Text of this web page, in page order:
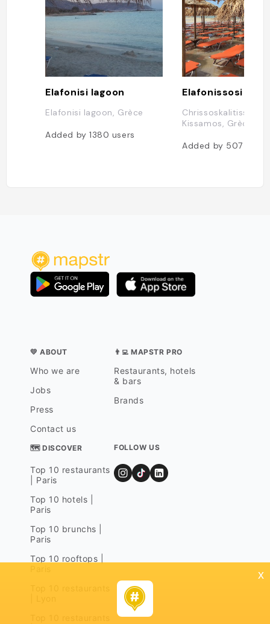
Elafonisi lagoon
Elafonisi lagoon, Grèce
Added by1380 users
Elafonissosi
Chrissoskalitissa,,
Kissamos, Grèce
Added by 507
💛 ABOUT
Who we are
Jobs
Press
Contact us
👨‍💻 MAPSTR PRO
Restaurants, hotels
& bars
Brands
🗺 DISCOVER
Top 10 restaurants
| Paris
Top 10 hotels |
Paris
Top 10 brunchs |
Paris
Top 10 rooftops |
FOLLOW US
x